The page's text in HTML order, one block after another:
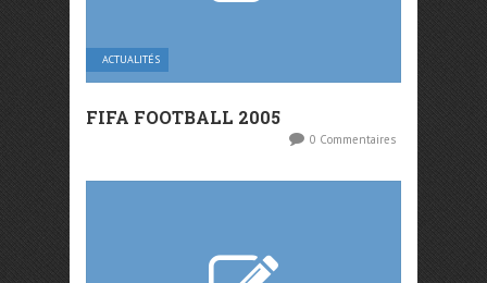
ACTUALITÉS
FIFA FOOTBALL 2005
0 Commentaires